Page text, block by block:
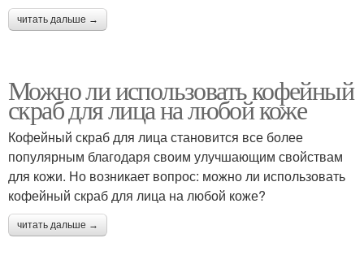
читать дальше →
Можно ли использовать кофейный
скраб для лица на любой коже
Кофейный скраб для лица становится все более
популярным благодаря своим улучшающим свойствам
для кожи. Но возникает вопрос: можно ли использовать
кофейный скраб для лица на любой коже?
читать дальше →